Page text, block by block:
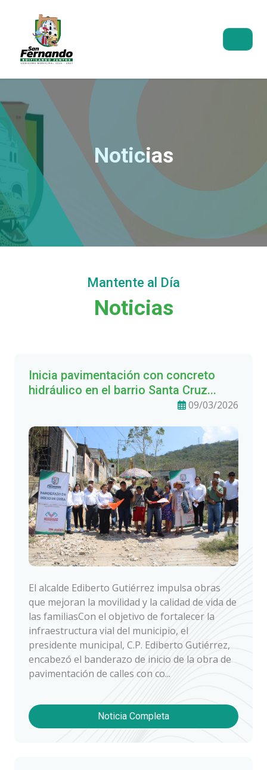
Noticias
Mantente al Día
Noticias
Inicia pavimentación con concreto
hidráulico en el barrio Santa Cruz...
09/03/2026
El alcalde Ediberto Gutiérrez impulsa obras
que mejoran la movilidad y la calidad de vida de
las familiasCon el objetivo de fortalecer la
infraestructura vial del municipio, el
presidente municipal, C.P. Ediberto Gutiérrez,
encabezó el banderazo de inicio de la obra de
pavimentación de calles con co...
Noticia Completa